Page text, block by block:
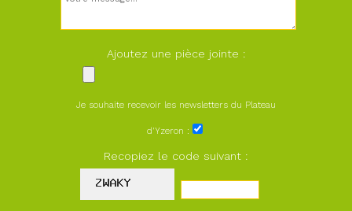
Ajoutez une pièce jointe :
Je souhaite recevoir les newsletters du Plateau
d'Yzeron :
Recopiez le code suivant :